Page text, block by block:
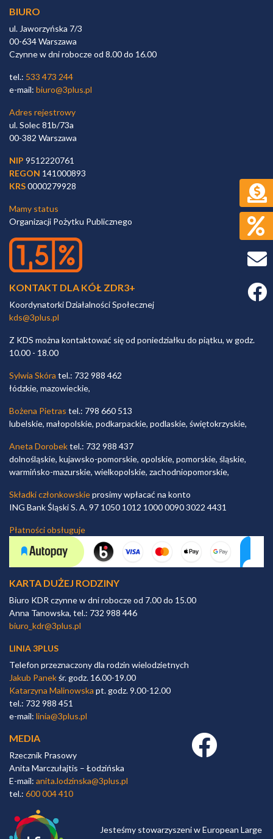
BIURO
ul. Jaworzyńska 7/3
00-634 Warszawa
Czynne w dni robocze od 8.00 do 16.00
tel.: 533 473 244
e-mail: biuro@3plus.pl
Adres rejestrowy
ul. Solec 81b/73a
00-382 Warszawa
NIP 9512220761
REGON 141000893
KRS0000279928
Mamy status
Organizacji Pożytku Publicznego
KONTAKT DLA KÓŁ ZDR3+
Koordynatorki Działalności Społecznej
kds@3plus.pl
Z KDS można kontaktować się od poniedziałku do piątku, w godz.
10.00 - 18.00
Sylwia Skóra tel.: 732 988 462
łódzkie, mazowieckie,
Bożena Pietras tel.: 798 660 513
lubelskie, małopolskie, podkarpackie, podlaskie, świętokrzyskie,
Aneta Dorobektel.: 732 988 437
dolnośląskie, kujawsko-pomorskie, opolskie, pomorskie, śląskie,
warmińsko-mazurskie, wielkopolskie, zachodniopomorskie,
Składki członkowskieprosimy wpłacać na konto
ING Bank Śląski S. A. 97 1050 1012 1000 0090 3022 4431
Płatności obsługuje
KARTA DUŻEJ RODZINY
Biuro KDR czynne w dni robocze od 7.00 do 15.00
Anna Tanowska, tel.: 732 988 446
biuro_kdr@3plus.pl
LINIA 3PLUS
Telefon przeznaczony dla rodzin wielodzietnych
Jakub Panekśr. godz. 16.00-19.00
Katarzyna Malinowska pt. godz. 9.00-12.00
tel.: 732 988 451
e-mail: linia@3plus.pl
MEDIA
Rzecznik Prasowy
Anita Marczułajtis – Łodzińska
E-mail: anita.lodzinska@3plus.pl
tel.: 600 004 410
Facebook link
Jesteśmy stowarzyszeni w European Large